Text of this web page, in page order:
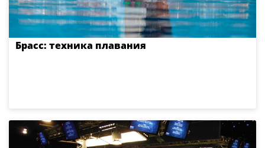
Брасс: техника плавания